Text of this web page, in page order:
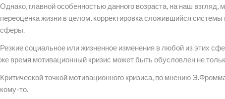
Однако, главной особенностью данного возраста, на наш
переоценка жизни в целом, корректировка сложившийся
сферы.
Резкие социальное или жизненное изменения в любой из этих
же время мотивационный кризис может быть обусловлен не
Критической точкой мотивационного кризиса, по мнению
кому-то.